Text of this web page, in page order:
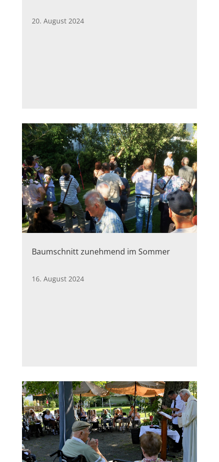
20. August 2024
Baumschnitt zunehmend im Sommer
16. August 2024